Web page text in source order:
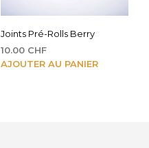
Joints Pré-Rolls Berry
10.00 CHF
AJOUTER AU PANIER